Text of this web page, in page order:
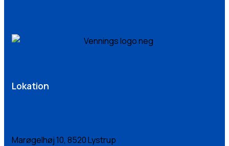
Lokation
Marøgelhøj 10, 8520 Lystrup